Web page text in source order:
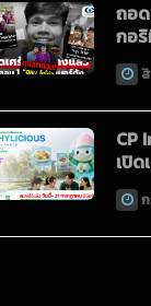
ถอด
กอ
CP
เปิ